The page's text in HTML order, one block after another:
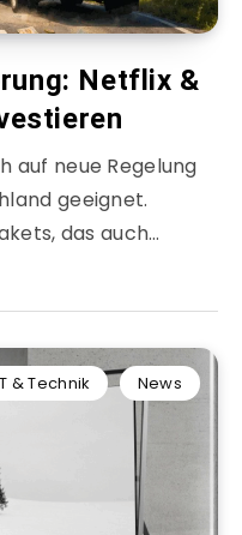
Netflix &
auf neue Regelung
geeignet.
das auch…
& Technik News